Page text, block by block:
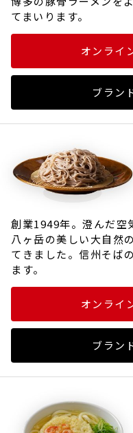
てまいります。
オンライ
ブラン
創業1949年。澄んだ空
八ヶ岳の美しい大自然
てきました。信州そば
ます。
オンライ
ブラン